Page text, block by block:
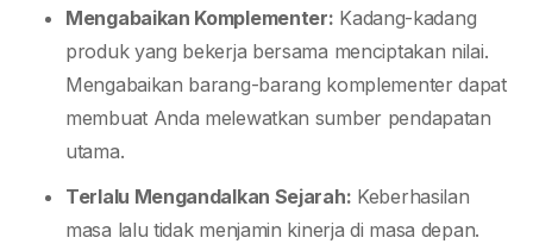
Mengabaikan Komplementer: Kadang-kadang
produk yang bekerja bersama menciptakan nilai.
Mengabaikan barang-barang komplementer dapat
membuat Anda melewatkan sumber pendapatan
utama.
Terlalu Mengandalkan Sejarah: Keberhasilan
masa lalu tidak menjamin kinerja di masa depan.